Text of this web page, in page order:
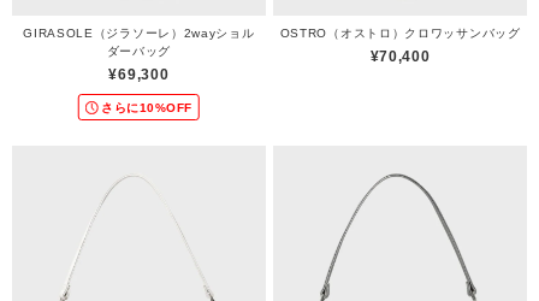
GIRASOLE（ジラソーレ）2wayショル
ダーバッグ
¥69,300
さらに10%OFF
OSTRO（オストロ）クロワッサンバッグ
¥70,400